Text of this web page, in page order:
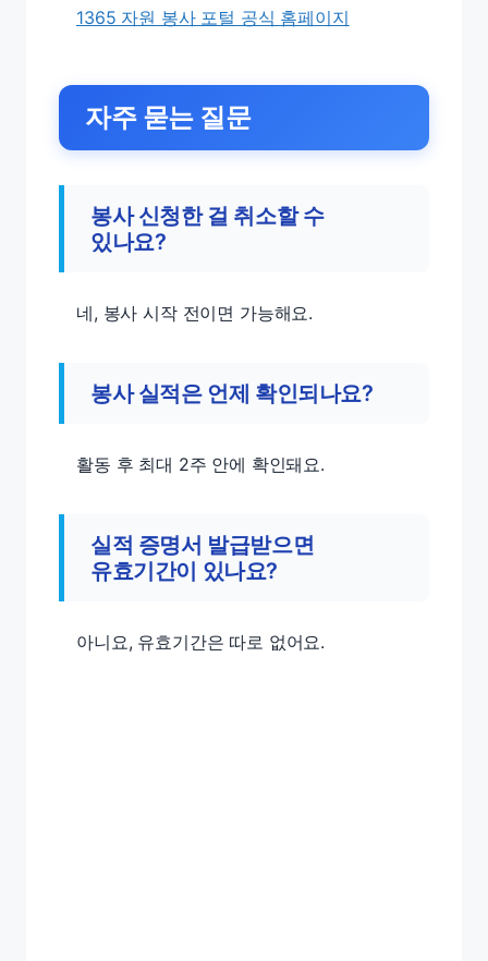
1365 자원 봉사 포털 공식 홈페이지
자주 묻는 질문
봉사 신청한 걸 취소할 수
있나요?
네, 봉사 시작 전이면 가능해요.
봉사 실적은 언제 확인되나요?
활동 후 최대 2주 안에 확인돼요.
실적 증명서 발급받으면
유효기간이 있나요?
아니요, 유효기간은 따로 없어요.